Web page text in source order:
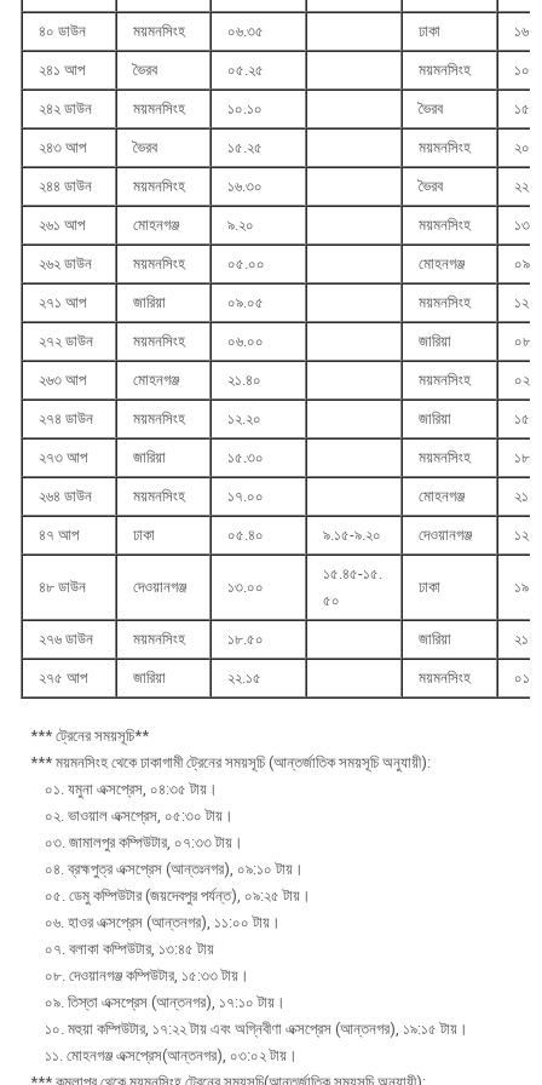
৪০ ডাউন ময়মনসিংহ ০৬.৩৫ ঢাকা
২৪১ আপ ভৈরব ০৫.২৫ ময়মনসিংহ
২৪২ ডাউন ময়মনসিংহ ১০.১০ ভৈরব
২৪৩ আপ ভৈরব ১৫.২৫ ময়মনসিংহ
২৪৪ ডাউন ময়মনসিংহ ১৬.৩০ ভৈরব
২৬১ আপ মোহনগঞ্জ ৯.২০ ময়মনসিংহ
২৬২ ডাউন ময়মনসিংহ ০৫.০০ মোহনগঞ্জ
২৭১ আপ জারিয়া ০৯.০৫ ময়মনসিংহ
২৭২ ডাউন ময়মনসিংহ ০৬.০০ জারিয়া
২৬৩ আপ মোহনগঞ্জ ২১.৪০ ময়মনসিংহ
২৭৪ ডাউন ময়মনসিংহ ১২.২০ জারিয়া
২৭৩ আপ জারিয়া ১৫.৩০ ময়মনসিংহ
২৬৪ ডাউন ময়মনসিংহ ১৭.০০ মোহনগঞ্জ
৪৭ আপ ঢাকা ০৫.৪০ ৯.১৫-৯.২০ দেওয়ানগঞ্জ
৪৮ ডাউন দেওয়ানগঞ্জ ১৩.০০
১৫.৪৫-১৫.
৫০
ঢাকা
২৭৬ ডাউন ময়মনসিংহ ১৮.৫০ জারিয়া
২৭৫ আপ জারিয়া ২২.১৫ ময়মনসিংহ
*** ট্রেনের সময়সূচি**
*** ময়মনসিংহ থেকে ঢাকাগামী ট্রেনের সময়সূচি (আন্তর্জাতিক সময়সূচি অনুযায়ী):
০১. যমুনা এক্সপ্রেস, ০৪:৩৫ টায়।
০২. ভাওয়াল এক্সপ্রেস, ০৫:৩০ টায়।
০৩. জামালপুর কম্পিউটার, ০৭:৩৩ টায়।
০৪. ব্রহ্মপুত্র এক্সপ্রেস (আন্তঃনগর), ০৯:১০ টায়।
০৫. ডেমু কম্পিউটার (জয়দেবপুর পর্যন্ত), ০৯:২৫ টায়।
০৬. হাওর এক্সপ্রেস (আন্তনগর), ১১:০০ টায়।
০৭. বলাকা কম্পিউটার, ১৩:৪৫ টায়
০৮. দেওয়ানগঞ্জ কম্পিউটার, ১৫:৩৩ টায়।
০৯. তিস্তা এক্সপ্রেস (আন্তনগর), ১৭:১০ টায়।
১০. মহুয়া কম্পিউটার, ১৭:২২ টায় এবং অগ্নিবীণা এক্সপ্রেস (আন্তনগর), ১৯:১৫ টায়।
১১. মোহনগঞ্জ এক্সপ্রেস(আন্তনগর), ০৩:০২ টায়।